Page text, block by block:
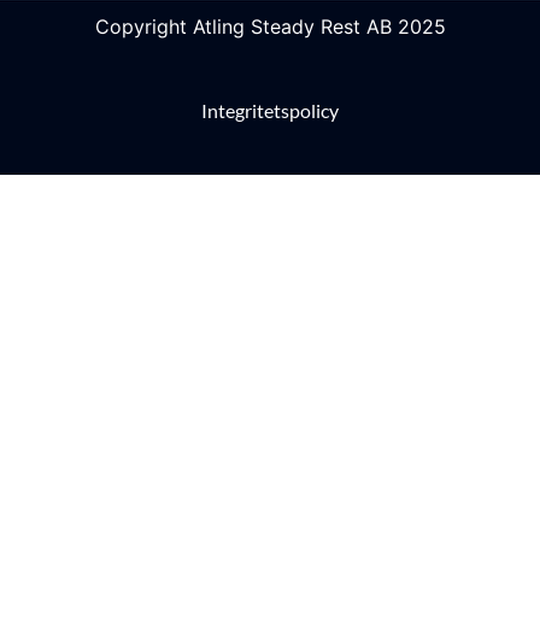
Copyright Atling Steady Rest AB 2025
Integritetspolicy